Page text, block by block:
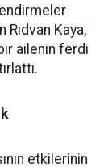
Rıdvan Kaya,
ailenin ferdi
etkilerinin